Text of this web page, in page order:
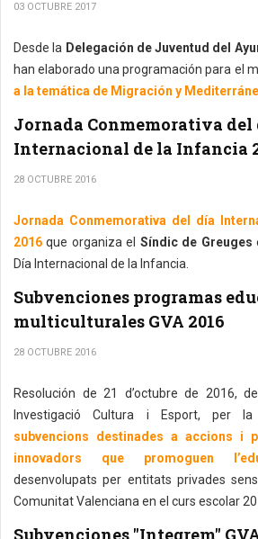
03 OCTUBRE 2017
Desde la Delegación de Juventud del
han elaborado una programación para el
a la temática de Migración y
Jornada Conmemorativa del
Internacional de la Infancia
28 OCTUBRE 2016
Jornada Conmemorativa del día
2016 que organiza el Síndic de Greuges
Día Internacional de la Infancia.
Subvenciones programas
multiculturales GVA 2016
28 OCTUBRE 2016
Resolución de 21 d’octubre de 2016,
Investigació Cultura i Esport, per
subvencions destinades a accions i
innovadors que promoguen
desenvolupats per entitats privades
Comunitat Valenciana en el curs escolar
Subvenciones "Integrem"